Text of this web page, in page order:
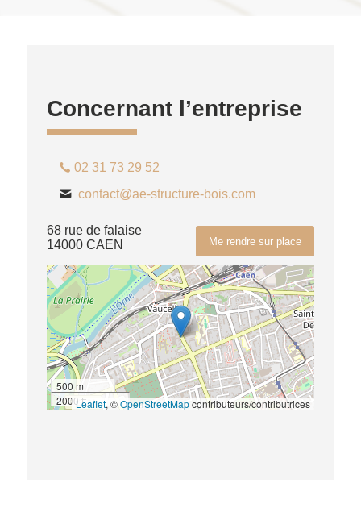
Concernant l’entreprise
02 31 73 29 52
contact@ae-structure-bois.com
Me rendre sur place
68 rue de falaise
14000 CAEN
500 m
2000 ftLeaflet, ©OpenStreetMapcontributeurs/contributrices